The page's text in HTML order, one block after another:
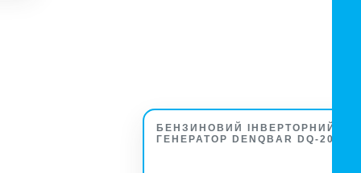
БЕНЗИНОВИЙ ІНВЕРТОРНИЙ
ГЕНЕРАТОР DENQBAR DQ-2000